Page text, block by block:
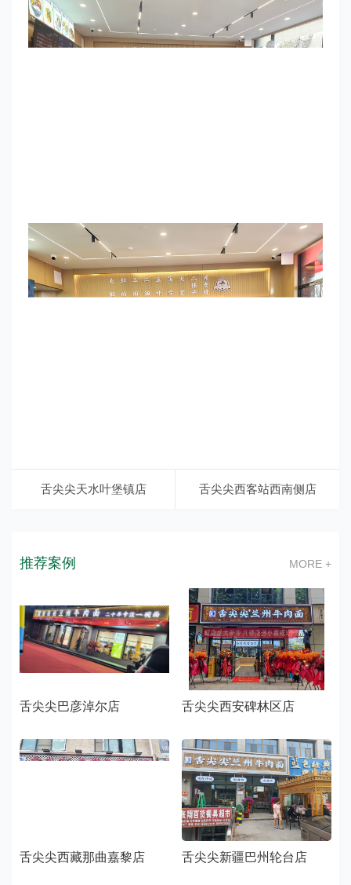
舌尖尖天水叶堡镇店 舌尖尖西客站西南侧店
推荐案例 MORE +
舌尖尖巴彦淖尔店 舌尖尖西安碑林区店
舌尖尖西藏那曲嘉黎店 舌尖尖新疆巴州轮台店